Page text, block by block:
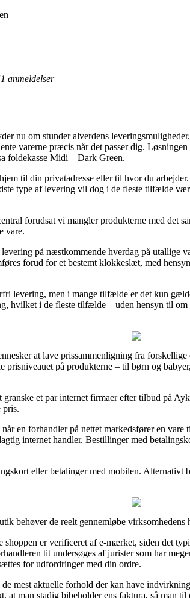
anmeldelser
nu om stunder alverdens
varerne præcis når det passer dig.
foldekasse Midi – Dark Green.
til din privatadresse eller til hvor du
type af levering vil dog i de fleste tilfælde
forudsat vi mangler produkterne med det
vare.
på næstkommende hverdag på utallige
forud for et bestemt klokkeslæt, med
levering, men i mange tilfælde er det kun
hvilket i de fleste tilfælde – uden hensyn til
at lave prissammenligning fra
på produkterne – til børn og
et par internet firmaer efter tilbud på
pris.
en forhandler på nettet markedsfører en vare
internet handler. Bestillinger med
eller betalinger med mobilen.
behøver de reelt gennemløbe
er verificeret af e-mærket, siden det
tit undersøges af jurister som har
for udfordringer med din ordre.
mest aktuelle forhold der kan have
at man stadig bibeholder ens faktura, så man